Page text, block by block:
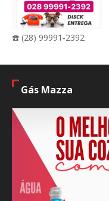
☎️ (28) 99991-2392
Gás Mazza